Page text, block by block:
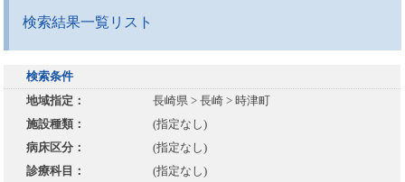
検索結果一覧リスト
検索条件
地域指定：
長崎県 > 長崎 > 時津町
施設種類：
(指定なし)
病床区分：
(指定なし)
診療科目：
(指定なし)